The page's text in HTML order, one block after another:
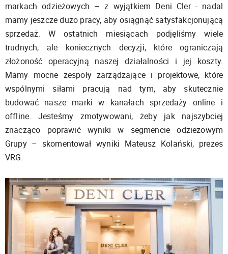
markach odzieżowych – z wyjątkiem Deni Cler - nadal
mamy jeszcze dużo pracy, aby osiągnąć satysfakcjonującą
sprzedaż. W ostatnich miesiącach podjęliśmy wiele
trudnych, ale koniecznych decyzji, które ograniczają
złożoność operacyjną naszej działalności i jej koszty.
Mamy mocne zespoły zarządzające i projektowe, które
wspólnymi siłami pracują nad tym, aby skutecznie
budować nasze marki w kanałach sprzedaży online i
offline. Jesteśmy zmotywowani, żeby jak najszybciej
znacząco poprawić wyniki w segmencie odzieżowym
Grupy – skomentował wyniki Mateusz Kolański, prezes
VRG.